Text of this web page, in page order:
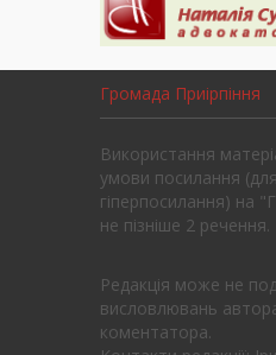
Громада Приірпіння
Використання
умови посилання
гіперпосилання) на
не пізніше 2 речення.
Редакція може не
висловлювань
коментатора.